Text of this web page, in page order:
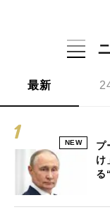
最新
NEW
プ
け
る